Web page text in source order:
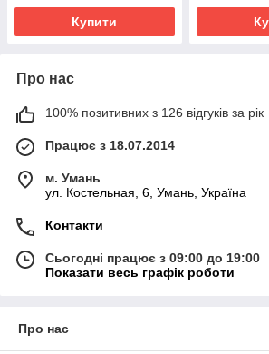
Купити
Про нас
100% позитивних з 126 відгуків за рік
Працює з 18.07.2014
м. Умань
ул. Костельная, 6, Умань, Україна
Контакти
Сьогодні працює з 09:00 до 19:00
Показати весь графік роботи
Про нас